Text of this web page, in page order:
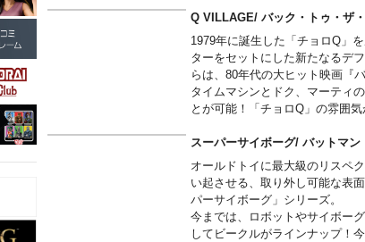
Q VILLAGE/ バック・トゥ・ザ
1979年に誕生した「チョロQ」
ターをセットにした新たなるデ
らは、80年代の大ヒット映画『
タイムマシンとドク、マーティ
とが可能！「チョロQ」の雰囲
スーパーサイボーグ/ バットマ
オールドトイに最大級のリスペ
い起させる、取り外し可能な表
パーサイボーグ」シリーズ。
今までは、ロボットやサイボー
してビークルがラインナップ！